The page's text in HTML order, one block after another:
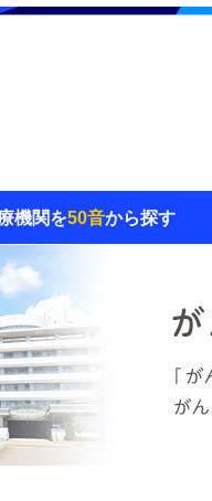
機関を50音から探す